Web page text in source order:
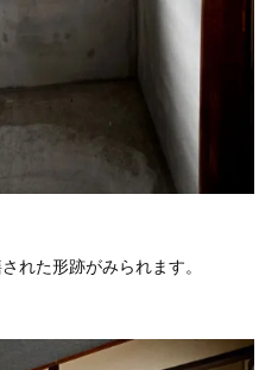
れた形跡がみられます。